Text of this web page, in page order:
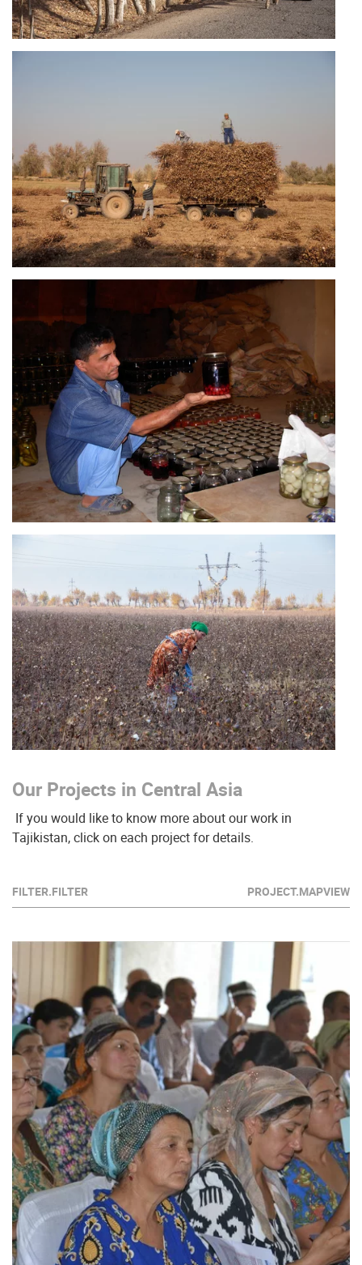
Our Projects in Central Asia
If you would like to know more about our work in
Tajikistan, click on each project for details.
FILTER.FILTER PROJECT.MAPVIEW